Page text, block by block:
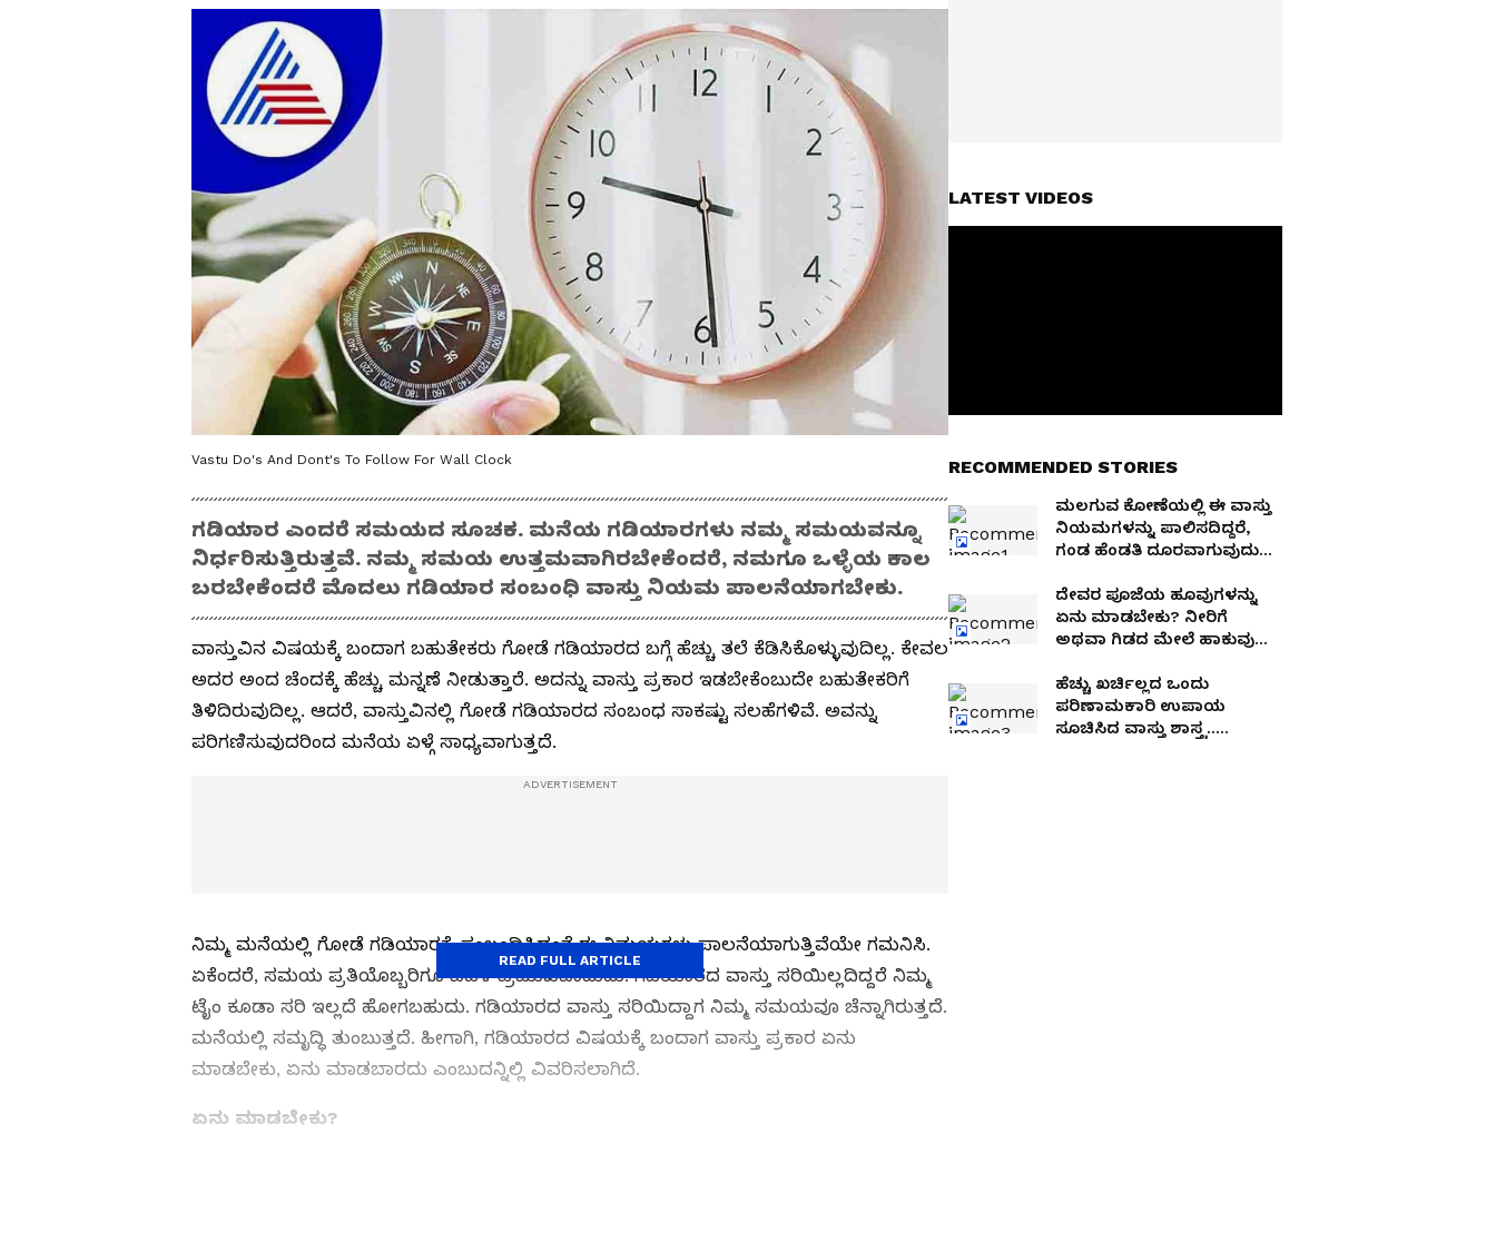
Vastu Do's And Dont's To Follow For Wall Clock
ಗಡಿಯಾರ ಎಂದರೆ ಸಮಯದ ಸೂಚಕ. ಮನೆಯ ಗಡಿಯಾರಗಳು ನಮ್ಮ ಸಮಯವನ್ನೂ
ನಿರ್ಧರಿಸುತ್ತಿರುತ್ತವೆ. ನಮ್ಮ ಸಮಯ ಉತ್ತಮವಾಗಿರಬೇಕೆಂದರೆ, ನಮಗೂ ಒಳ್ಳೆಯ ಕಾಲ
ಬರಬೇಕೆಂದರೆ ಮೊದಲು ಗಡಿಯಾರ ಸಂಬಂಧಿ ವಾಸ್ತು ನಿಯಮ ಪಾಲನೆಯಾಗಬೇಕು.
ವಾಸ್ತುವಿನ ವಿಷಯಕ್ಕೆ ಬಂದಾಗ ಬಹುತೇಕರು ಗೋಡೆ ಗಡಿಯಾರದ ಬಗ್ಗೆ ಹೆಚ್ಚು ತಲೆ ಕೆಡಿಸಿಕೊಳ್ಳುವುದಿಲ್ಲ. ಕೇವಲ
ಅದರ ಅಂದ ಚೆಂದಕ್ಕೆ ಹೆಚ್ಚು ಮನ್ನಣೆ ನೀಡುತ್ತಾರೆ. ಅದನ್ನು ವಾಸ್ತು ಪ್ರಕಾರ ಇಡಬೇಕೆಂಬುದೇ ಬಹುತೇಕರಿಗೆ
ತಿಳಿದಿರುವುದಿಲ್ಲ. ಆದರೆ, ವಾಸ್ತುವಿನಲ್ಲಿ ಗೋಡೆ ಗಡಿಯಾರದ ಸಂಬಂಧ ಸಾಕಷ್ಟು ಸಲಹೆಗಳಿವೆ. ಅವನ್ನು
ಪರಿಗಣಿಸುವುದರಿಂದ ಮನೆಯ ಏಳ್ಗೆ ಸಾಧ್ಯವಾಗುತ್ತದೆ.
ನಿಮ್ಮ ಮನೆಯಲ್ಲಿ ಗೋಡೆ ಗಡಿಯಾರಕ್ಕೆ ಸಂಬಂಧಿಸಿದಂತೆ ಈ ನಿಮಯಗಳು ಪಾಲನೆಯಾಗುತ್ತಿವೆಯೇ ಗಮನಿಸಿ.
ಏಕೆಂದರೆ, ಸಮಯ ಪ್ರತಿಯೊಬ್ಬರಿಗೂ ಬಹಳ ಪ್ರಮುಖವಾದುದು. ಗಡಿಯಾರದ ವಾಸ್ತು ಸರಿಯಿಲ್ಲದಿದ್ದರೆ ನಿಮ್ಮ
ಟೈಂ ಕೂಡಾ ಸರಿ ಇಲ್ಲದೆ ಹೋಗಬಹುದು. ಗಡಿಯಾರದ ವಾಸ್ತು ಸರಿಯಿದ್ದಾಗ ನಿಮ್ಮ ಸಮಯವೂ ಚೆನ್ನಾಗಿರುತ್ತದೆ.
ಮನೆಯಲ್ಲಿ ಸಮೃದ್ಧಿ ತುಂಬುತ್ತದೆ. ಹೀಗಾಗಿ, ಗಡಿಯಾರದ ವಿಷಯಕ್ಕೆ ಬಂದಾಗ ವಾಸ್ತು ಪ್ರಕಾರ ಏನು
ಮಾಡಬೇಕು, ಏನು ಮಾಡಬಾರದು ಎಂಬುದನ್ನಿಲ್ಲಿ ವಿವರಿಸಲಾಗಿದೆ.
ಏನು ಮಾಡಬೇಕು?
READ FULL ARTICLE
LATEST VIDEOS
RECOMMENDED STORIES
ಮಲಗುವ ಕೋಣೆಯಲ್ಲಿ ಈ ವಾಸ್ತು
ನಿಯಮಗಳನ್ನು ಪಾಲಿಸದಿದ್ದರೆ,
ಗಂಡ ಹೆಂಡತಿ ದೂರವಾಗುವುದು
ರಾಮಾನುಜ
ದೇವರ ಪೂಜೆಯ ಹೂವುಗಳನ್ನು
ಏನು ಮಾಡಬೇಕು? ನೀರಿಗೆ
ಅಥವಾ ಗಿಡದ ಮೇಲೆ ಹಾಕುವುದು
ಹೆಚ್ಚು ಖರ್ಚಿಲ್ಲದ ಒಂದು
ಪರಿಣಾಮಕಾರಿ ಉಪಾಯ
ಸೂಚಿಸಿದ ವಾಸ್ತು ಶಾಸ್ತ್ರ..